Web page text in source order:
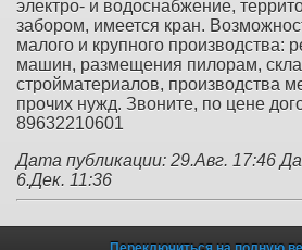
электро- и водоснабжение,
забором, имеется кран.
малого и крупного производства:
машин, размещения пилорам,
стройматериалов, производства
прочих нужд. Звоните, по цене
89632210601
Дата публикации: 29.Авг. 17:46
6.Дек. 11:36